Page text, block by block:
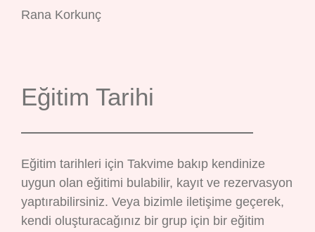
Rana Korkunç
Eğitim Tarihi
Eğitim tarihleri için Takvime bakıp kendinize
uygun olan eğitimi bulabilir, kayıt ve rezervasyon
yaptırabilirsiniz. Veya bizimle iletişime geçerek,
kendi oluşturacağınız bir grup için bir eğitim